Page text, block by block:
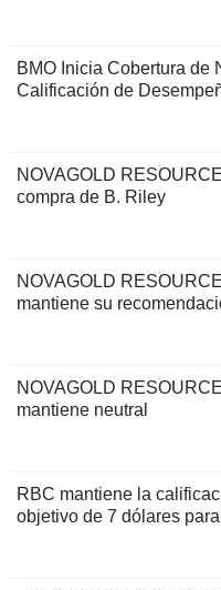
BMO Inicia Cobertura de
Calificación de
NOVAGOLD
compra de B. Riley
NOVAGOLD
mantiene su
NOVAGOLD
mantiene neutral
RBC mantiene la
objetivo de 7 dólares